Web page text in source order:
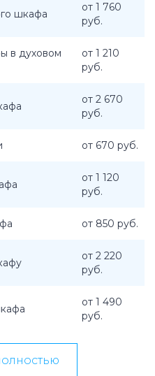
шкафа
от 1 760
руб.
в духовом
от 1 210
руб.
от 2 670
руб.
от 670 руб.
от 1 120
руб.
от 850 руб.
от 2 220
руб.
от 1 490
руб.